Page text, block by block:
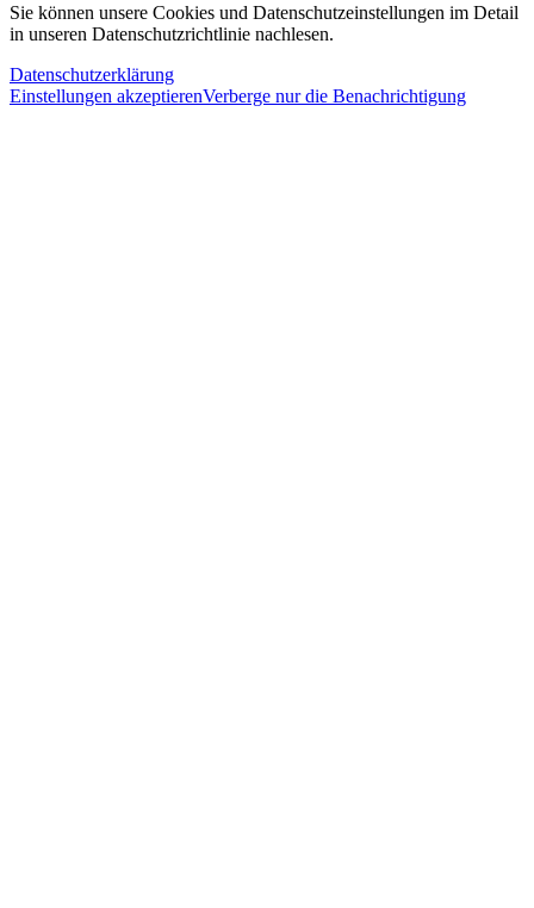
Sie können unsere Cookies und Datenschutzeinstellungen im Detail
in unseren Datenschutzrichtlinie nachlesen.
Datenschutzerklärung
Einstellungen akzeptierenVerberge nur die Benachrichtigung